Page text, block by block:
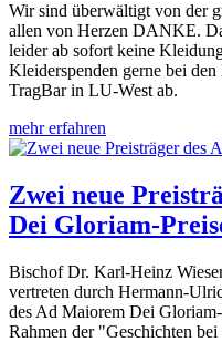
Wir sind überwältigt von der
allen von Herzen DANKE.
leider ab sofort keine
Kleiderspenden gerne bei
TragBar in LU-West ab.
mehr erfahren
Zwei neue
Dei Gloriam-
Bischof Dr. Karl-Heinz
vertreten durch Hermann-
des Ad Maiorem Dei
Rahmen der "Geschichten